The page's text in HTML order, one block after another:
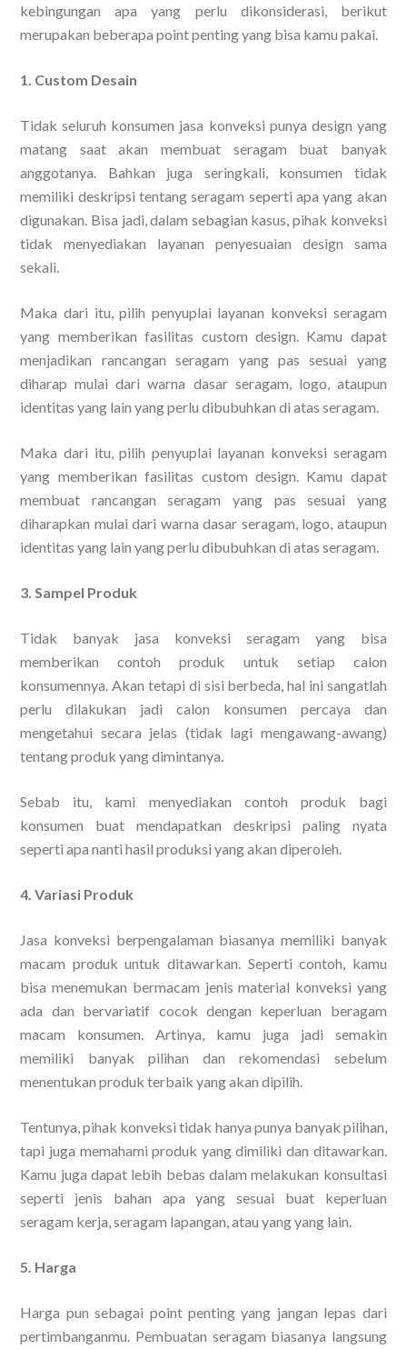
kebingungan apa yang perlu dikonsiderasi, berikut
merupakan beberapa point penting yang bisa kamu pakai.
1. Custom Desain
Tidak seluruh konsumen jasa konveksi punya design yang
matang saat akan membuat seragam buat banyak
anggotanya. Bahkan juga seringkali, konsumen tidak
memiliki deskripsi tentang seragam seperti apa yang akan
digunakan. Bisa jadi, dalam sebagian kasus, pihak konveksi
tidak menyediakan layanan penyesuaian design sama
sekali.
Maka dari itu, pilih penyuplai layanan konveksi seragam
yang memberikan fasilitas custom design. Kamu dapat
menjadikan rancangan seragam yang pas sesuai yang
diharap mulai dari warna dasar seragam, logo, ataupun
identitas yang lain yang perlu dibubuhkan di atas seragam.
Maka dari itu, pilih penyuplai layanan konveksi seragam
yang memberikan fasilitas custom design. Kamu dapat
membuat rancangan seragam yang pas sesuai yang
diharapkan mulai dari warna dasar seragam, logo, ataupun
identitas yang lain yang perlu dibubuhkan di atas seragam.
3. Sampel Produk
Tidak banyak jasa konveksi seragam yang bisa
memberikan contoh produk untuk setiap calon
konsumennya. Akan tetapi di sisi berbeda, hal ini sangatlah
perlu dilakukan jadi calon konsumen percaya dan
mengetahui secara jelas (tidak lagi mengawang-awang)
tentang produk yang dimintanya.
Sebab itu, kami menyediakan contoh produk bagi
konsumen buat mendapatkan deskripsi paling nyata
seperti apa nanti hasil produksi yang akan diperoleh.
4. Variasi Produk
Jasa konveksi berpengalaman biasanya memiliki banyak
macam produk untuk ditawarkan. Seperti contoh, kamu
bisa menemukan bermacam jenis material konveksi yang
ada dan bervariatif cocok dengan keperluan beragam
macam konsumen. Artinya, kamu juga jadi semakin
memiliki banyak pilihan dan rekomendasi sebelum
menentukan produk terbaik yang akan dipilih.
Tentunya, pihak konveksi tidak hanya punya banyak pilihan,
tapi juga memahami produk yang dimiliki dan ditawarkan.
Kamu juga dapat lebih bebas dalam melakukan konsultasi
seperti jenis bahan apa yang sesuai buat keperluan
seragam kerja, seragam lapangan, atau yang yang lain.
5. Harga
Harga pun sebagai point penting yang jangan lepas dari
pertimbanganmu. Pembuatan seragam biasanya langsung